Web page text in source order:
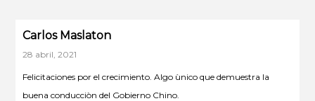
Carlos Maslaton
28 abril, 2021
Felicitaciones por el crecimiento. Algo ùnico que demuestra la
buena conducciòn del Gobierno Chino.